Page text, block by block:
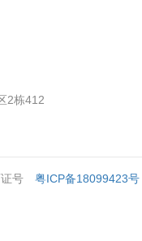
2栋412
证号 粤ICP备18099423号